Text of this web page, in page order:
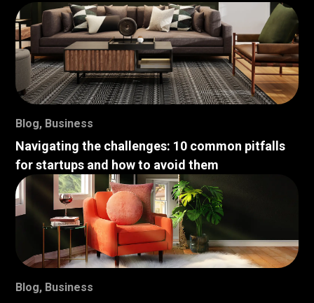
Blog, Business
Navigating the challenges: 10 common pitfalls
for startups and how to avoid them
Blog, Business